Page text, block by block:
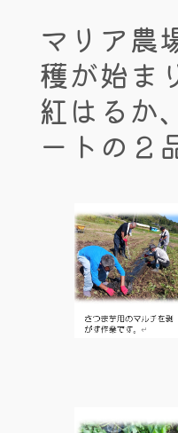
マリア農
穫が始ま
紅はるか
ートの２